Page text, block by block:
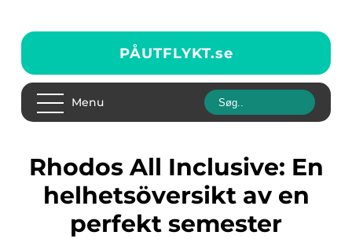
PÅUTFLYKT.se
Menu
Rhodos All Inclusive: En
helhetsöversikt av en
perfekt semester